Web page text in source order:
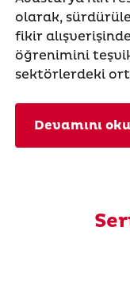
olarak,
fikir
öğrenimini
sektörlerdeki
Devamını